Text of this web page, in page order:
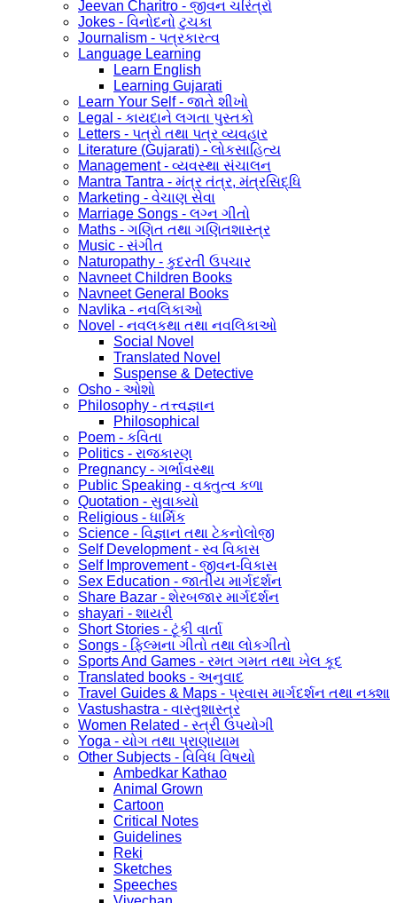
Jeevan Charitro - જીવન ચરિત્રો
Jokes - વિનોદનો ટુચકા
Journalism - પત્રકારત્વ
Language Learning
Learn English
Learning Gujarati
Learn Your Self - જાતે શીખો
Legal - કાયદાને લગતા પુસ્તકો
Letters - પત્રો તથા પત્ર વ્યવહાર
Literature (Gujarati) - લોકસાહિત્ય
Management - વ્યવસ્થા સંચાલન
Mantra Tantra - મંત્ર તંત્ર, મંત્રસિદ્ધિ
Marketing - વેચાણ સેવા
Marriage Songs - લગ્ન ગીતો
Maths - ગણિત તથા ગણિતશાસ્ત્ર
Music - સંગીત
Naturopathy - કુદરતી ઉપચાર
Navneet Children Books
Navneet General Books
Navlika - નવલિકાઓ
Novel - નવલકથા તથા નવલિકાઓ
Social Novel
Translated Novel
Suspense & Detective
Osho - ઓશો
Philosophy - તત્ત્વજ્ઞાન
Philosophical
Poem - કવિતા
Politics - રાજકારણ
Pregnancy - ગર્ભાવસ્થા
Public Speaking - વક્તુત્વ કળા
Quotation - સુવાક્યો
Religious - ધાર્મિક
Science - વિજ્ઞાન તથા ટેકનોલોજી
Self Development - સ્વ વિકાસ
Self Improvement - જીવન-વિકાસ
Sex Education - જાતીય માર્ગદર્શન
Share Bazar - શેરબજાર માર્ગદર્શન
shayari - શાયરી
Short Stories - ટૂંકી વાર્તા
Songs - ફિલ્મના ગીતો તથા લોકગીતો
Sports And Games - રમત ગમત તથા ખેલ કૂદ
Translated books - અનુવાદ
Travel Guides & Maps - પ્રવાસ માર્ગદર્શન તથા નક્શા
Vastushastra - વાસ્તુશાસ્ત્ર
Women Related - સ્ત્રી ઉપયોગી
Yoga - યોગ તથા પ્રાણાયામ
Other Subjects - વિવિધ વિષયો
Ambedkar Kathao
Animal Grown
Cartoon
Critical Notes
Guidelines
Reki
Sketches
Speeches